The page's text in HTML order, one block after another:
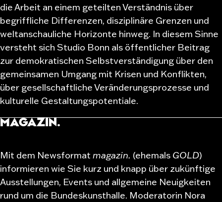
die Arbeit an einem geteilten Verständnis über
begriffliche Differenzen, disziplinäre Grenzen und
weltanschauliche Horizonte hinweg. In diesem Sinne
versteht sich Studio Bonn als öffentlicher Beitrag
zur demokratischen Selbstverständigung über den
gemeinsamen Umgang mit Krisen und Konflikten,
über gesellschaftliche Veränderungsprozesse und
kulturelle Gestaltungspotentiale.
MAGAZIN.
Mit dem Newsformat magazin. (ehemals GOLD)
informieren wie Sie kurz und knapp über zukünftige
Ausstellungen, Events und allgemeine Neuigkeiten
rund um die Bundeskunsthalle. Moderatorin Nora